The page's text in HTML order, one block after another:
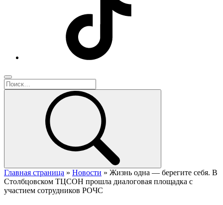
Главная страница » Новости » Жизнь одна — берегите себя. В
Столбцовском ТЦСОН прошла диалоговая площадка с
участием сотрудников РОЧС